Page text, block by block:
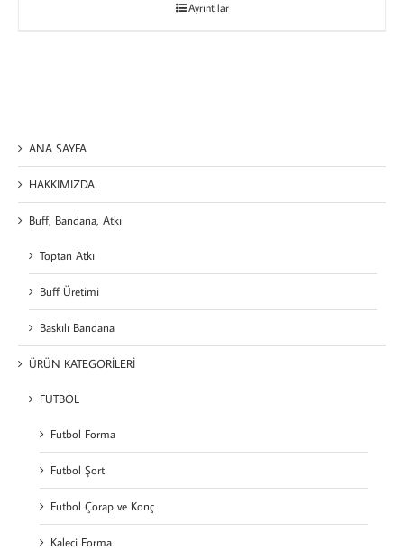
Ayrıntılar
ANA SAYFA
HAKKIMIZDA
Buff, Bandana, Atkı
Toptan Atkı
Buff Üretimi
Baskılı Bandana
ÜRÜN KATEGORİLERİ
FUTBOL
Futbol Forma
Futbol Şort
Futbol Çorap ve Konç
Kaleci Forma